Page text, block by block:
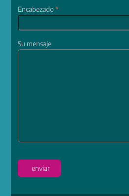
Encabezado*
Su mensaje
enviar